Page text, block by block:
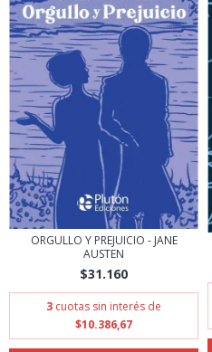
ORGULLO Y PREJUICIO - JANE
AUSTEN
$31.160
3 cuotas sin interés de
$10.386,67